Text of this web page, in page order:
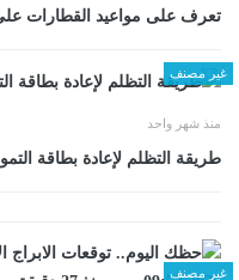
تعرف على مواعيد القطارات
غير مصنف
منذ شهر واحد
طريقة التظلم لإعادة بطاقة
غير مصنف